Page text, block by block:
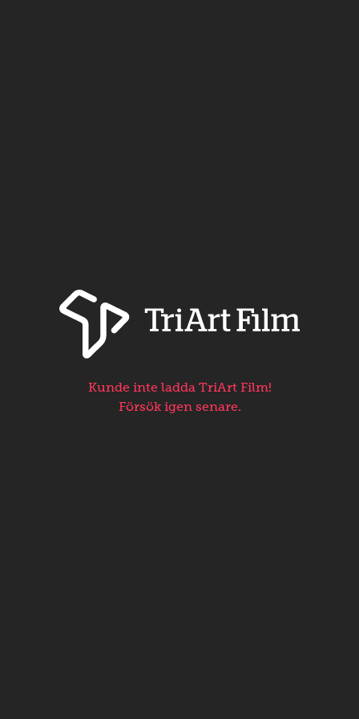
Kunde inte ladda TriArt Film!
Försök igen senare.